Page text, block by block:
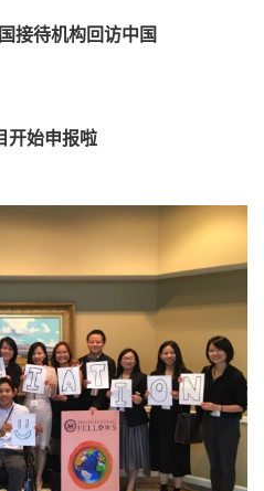
接待机构回访中国
开始申报啦